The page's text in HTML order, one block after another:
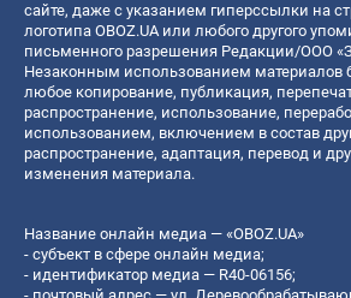
сайте, даже с указанием гиперссылки на
логотипа OBOZ.UA или любого другого
письменного разрешения Редакции/ООО
Незаконным использованием материалов
любое копирование, публикация,
распространение, использование,
использованием, включением в состав
распространение, адаптация, перевод и
изменения материала.
Название онлайн медиа — «OBOZ.UA»
- субъект в сфере онлайн медиа;
- идентификатор медиа — R40-06156;